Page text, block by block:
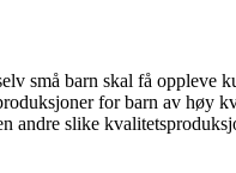
små barn skal få
for barn av høy
slike